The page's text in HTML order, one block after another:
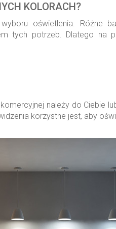
KOLORACH?
oświetlenia. Różne
tych potrzeb. Dlatego
należy do Ciebie
korzystne jest, aby